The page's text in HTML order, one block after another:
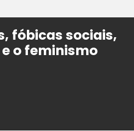
fóbicas sociais,
o feminismo